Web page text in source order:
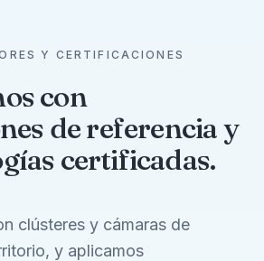
Y CERTIFICACIONES
con
de referencia y
certificadas.
clústeres y cámaras de
y aplicamos